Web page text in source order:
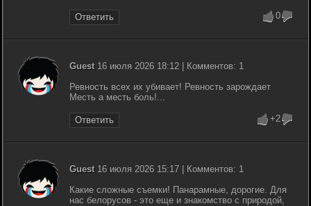
Ответить 0
Guest16 июля 2026 18:12 | Комментов: 1
Ревность всех их убивает! Ревность зарождает
Месть а месть боль!...
Ответить +2
Guest16 июля 2026 15:17 | Комментов: 1
Какие сложные съемки! Панарамные, дорогие. Для
нас белорусов - это еще и знакомство с природой,